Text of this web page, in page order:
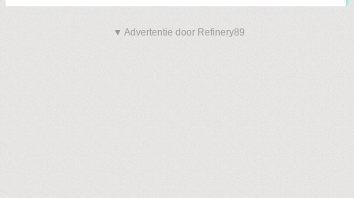
▼ Advertentie door Refinery89